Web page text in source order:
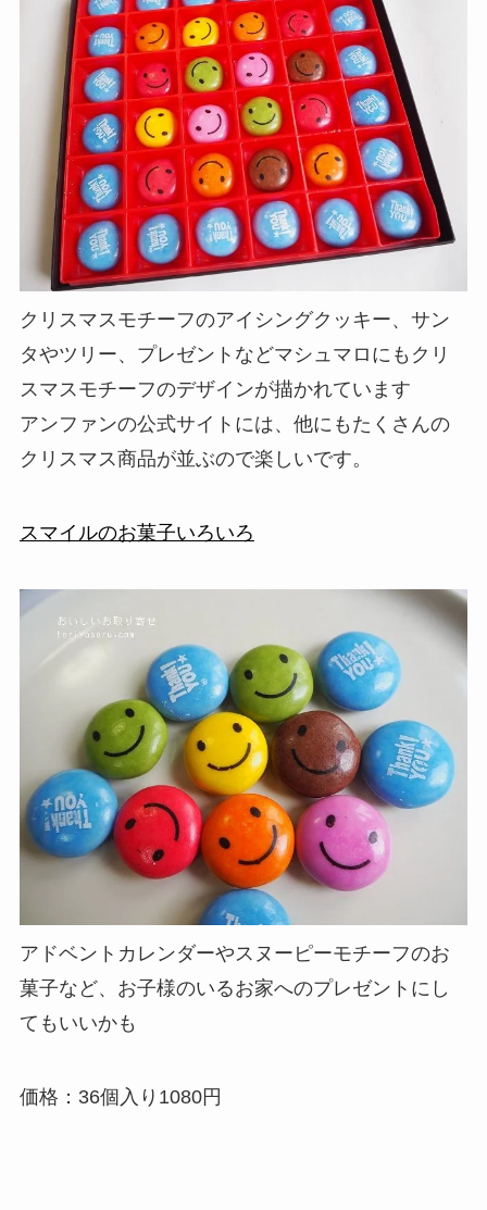
クリスマスモチーフのアイシングクッキー、サン
タやツリー、プレゼントなどマシュマロにもクリ
スマスモチーフのデザインが描かれています
アンファンの公式サイトには、他にもたくさんの
クリスマス商品が並ぶので楽しいです。
スマイルのお菓子いろいろ
アドベントカレンダーやスヌーピーモチーフのお
菓子など、お子様のいるお家へのプレゼントにし
てもいいかも
価格：36個入り1080円